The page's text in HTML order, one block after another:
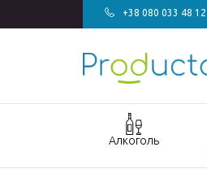
+38 080 033 48 12
Алкоголь